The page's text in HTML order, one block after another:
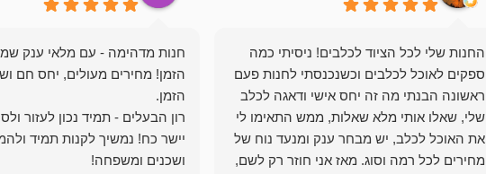
החנות שלי לכל הציוד לכלבים! ניסיתי כמה
ספקים לאוכל לכלבים וכשנכנסתי לחנות פעם
ראשונה הבנתי מה זה יחס אישי ודאגה לכלב
שלי, שאלו אותי מלא שאלות, ממש התאימו לי
את האוכל לכלב, יש מבחר ענק ומנעד נוח של
מחירים לכל רמה וסוג. מאז אני חוזר רק לשם,
חנות מדהימה - עם מלאי ענק
הזמן! מחירים מעולים, יחס חם
רון הבעלים - תמיד נכון לעזור
יישר כח! נמשיך לקנות תמיד
ושכנים ומשפחה!